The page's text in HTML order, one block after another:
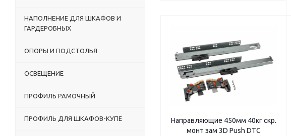
Направляющие 450мм 40кг скр.
монт зам 3D Push DTC
НАПОЛНЕНИЕ ДЛЯ ШКАФОВ И
ГАРДЕРОБНЫХ
ОПОРЫ И ПОДСТОЛЬЯ
ОСВЕЩЕНИЕ
ПРОФИЛЬ РАМОЧНЫЙ
ПРОФИЛЬ ДЛЯ ШКАФОВ-КУПЕ